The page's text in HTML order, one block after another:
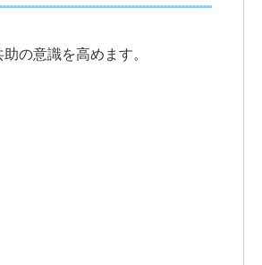
の意識を高めます。